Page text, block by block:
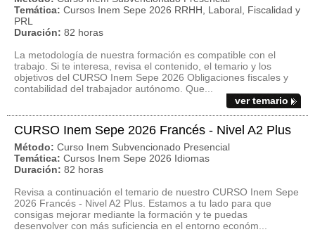
Temática: Cursos Inem Sepe 2026 RRHH, Laboral, Fiscalidad y
PRL
Duración: 82 horas
La metodología de nuestra formación es compatible con el
trabajo. Si te interesa, revisa el contenido, el temario y los
objetivos del CURSO Inem Sepe 2026 Obligaciones fiscales y
contabilidad del trabajador autónomo. Que...
ver temario
CURSO Inem Sepe 2026 Francés - Nivel A2 Plus
Método: Curso Inem Subvencionado Presencial
Temática: Cursos Inem Sepe 2026 Idiomas
Duración: 82 horas
Revisa a continuación el temario de nuestro CURSO Inem Sepe
2026 Francés - Nivel A2 Plus. Estamos a tu lado para que
consigas mejorar mediante la formación y te puedas
desenvolver con más suficiencia en el entorno económ...